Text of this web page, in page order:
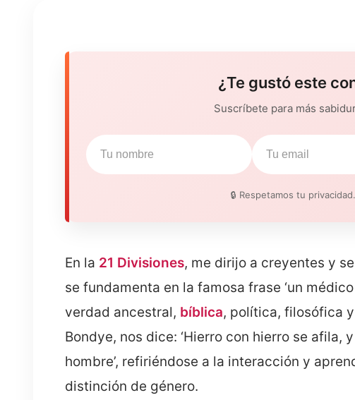
¿Te gustó este
Suscríbete para más
🔒 Respetamos tu
En la 21 Divisiones, me dirijo a creyentes y
se fundamenta en la famosa frase ‘un
verdad ancestral, bíblica, política, filosófica
Bondye, nos dice: ‘Hierro con hierro se afila,
hombre’, refiriéndose a la interacción y
distinción de género.